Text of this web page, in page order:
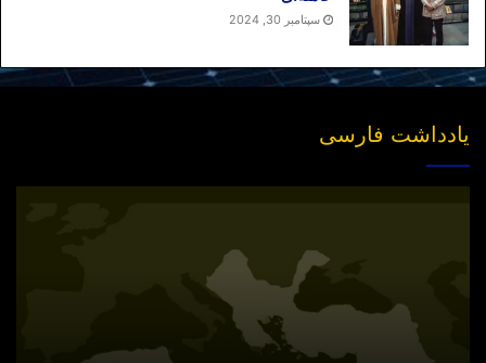
سپتامبر 30, 2024
یادداشت فارسی